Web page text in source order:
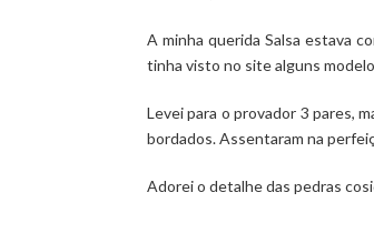
A minha querida Salsa estava
tinha visto no site alguns
Levei para o provador 3 pares,
bordados. Assentaram na
Adorei o detalhe das pedras